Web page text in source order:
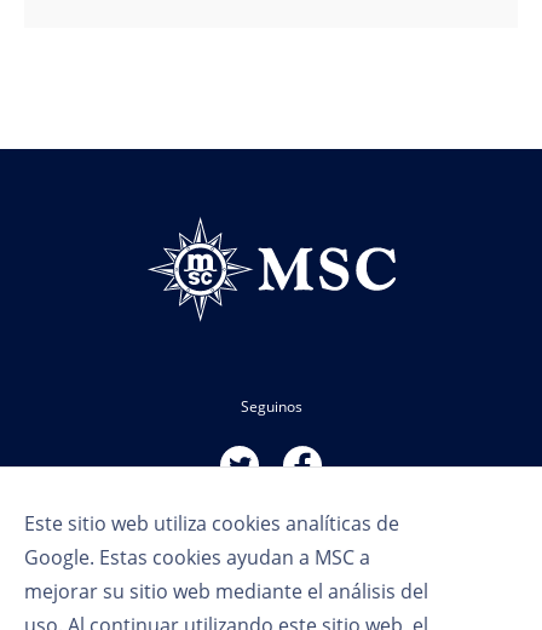
Este sitio web utiliza cookies analíticas de
Google. Estas cookies ayudan a MSC a
mejorar su sitio web mediante el análisis del
Seguinos